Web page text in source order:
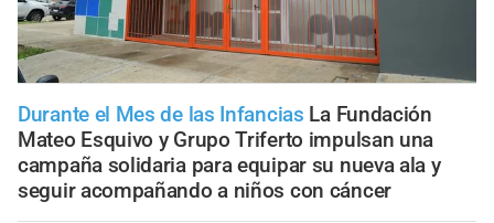
Durante el Mes de las Infancias La Fundación
Mateo Esquivo y Grupo Triferto impulsan una
campaña solidaria para equipar su nueva ala y
seguir acompañando a niños con cáncer